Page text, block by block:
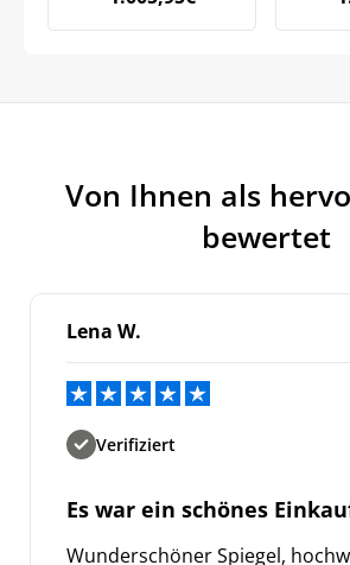
Von Ihnen als
bewertet
Lena W.
Verifiziert
Es war ein schönes
Wunderschöner Spiegel,
Meinen Code senden
Bleiben Sie auf dem
Datenschutzrichtlinie.